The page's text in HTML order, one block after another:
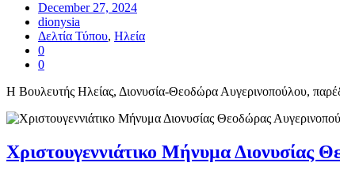
December 27, 2024
dionysia
Δελτία Τύπου, Ηλεία
0
0
Η Βουλευτής Ηλείας, Διονυσία-Θεοδώρα Αυγερινοπούλου,
Χριστουγεννιάτικο Μήνυμα Διονυσίας